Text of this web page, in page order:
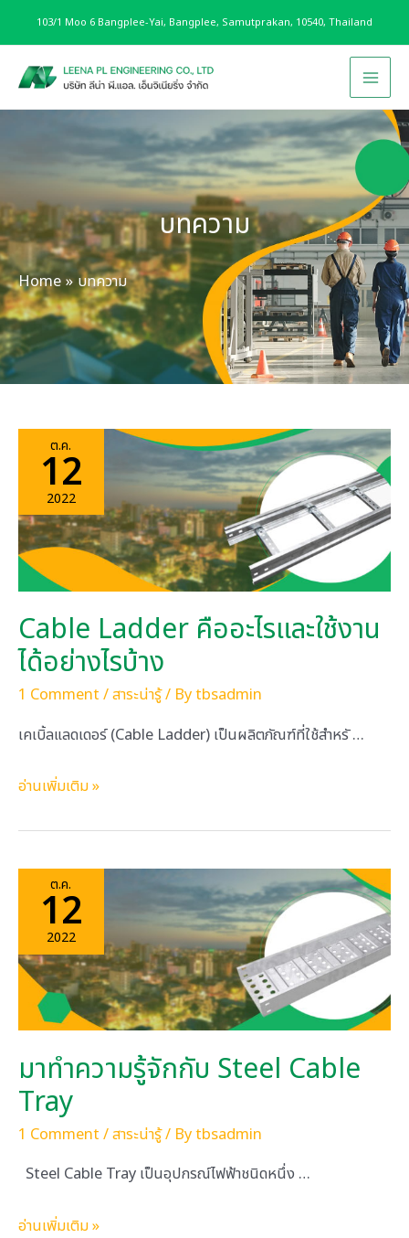
to
content
103/1 Moo 6 Bangplee-Yai, Bangplee, Samutprakan, 10540, Thailand
Main
บทความ
Home บทความ
ต.ค.
12
2022
Cable Ladder คืออะไรและใช้งาน
ได้อย่างไรบ้าง
1 Comment /สาระน่ารู้/ Bytbsadmin
เคเบิ้ลแลดเดอร์ (Cable Ladder) เป็นผลิตภัณฑ์ที่ใช้สำหรั …
Cable
อะไร
งาน
ได้
อย่างไร
บ้าง
อ่านเพิ่มเติม »
ต.ค.
12
2022
มาทำความรู้จักกับ Steel Cable
Tray
1 Comment /สาระน่ารู้/ Bytbsadmin
Steel Cable Tray เป็นอุปกรณ์ไฟฟ้าชนิดหนึ่ง …
มา
อ่านเพิ่มเติม »